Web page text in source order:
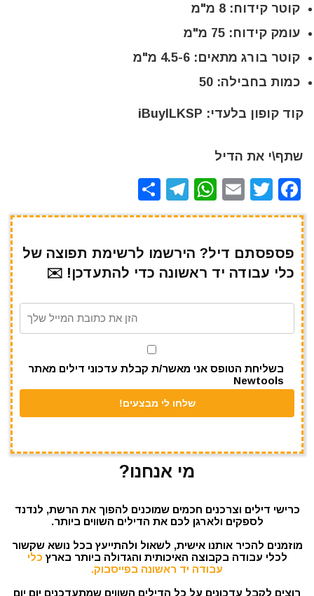
קוטר קידוח: 8 מ"מ
עומק קידוח: 75 מ"מ
קוטר בורג מתאים: 4.5-6 מ"מ
כמות בחבילה: 50
קוד קופון בלעדי: iBuyILKSP
שתף\י את הדיל
F
a
e
b
o
T
w
te
r
E
m
l
W
h
s
A
p
T
el
gr
a
m
h
e
פספסתם דיל? הירשמו לרשימת תפוצה של
כלי עבודה יד ראשונה כדי להתעדכן! ✉️
בשליחת הטופס אני מאשר/ת קבלת עדכוני דילים מאתר
Newtools
מי אנחנו?
כרישי דילים וצרכנים חכמים שמוכנים להפוך את הרשת, לנדנד
לספקים ולארגן לכם את הדילים השווים ביותר.
מוזמנים להכיר אותנו אישית, לשאול ולהתייעץ בכל נושא שקשור
לכלי עבודה בקבוצה האיכותית והגדולה ביותר בארץ כלי
עבודה יד ראשונה בפייסבוק.
רוצים לקבל עדכונים על כל הדילים השווים שמתעדכנים יום יום